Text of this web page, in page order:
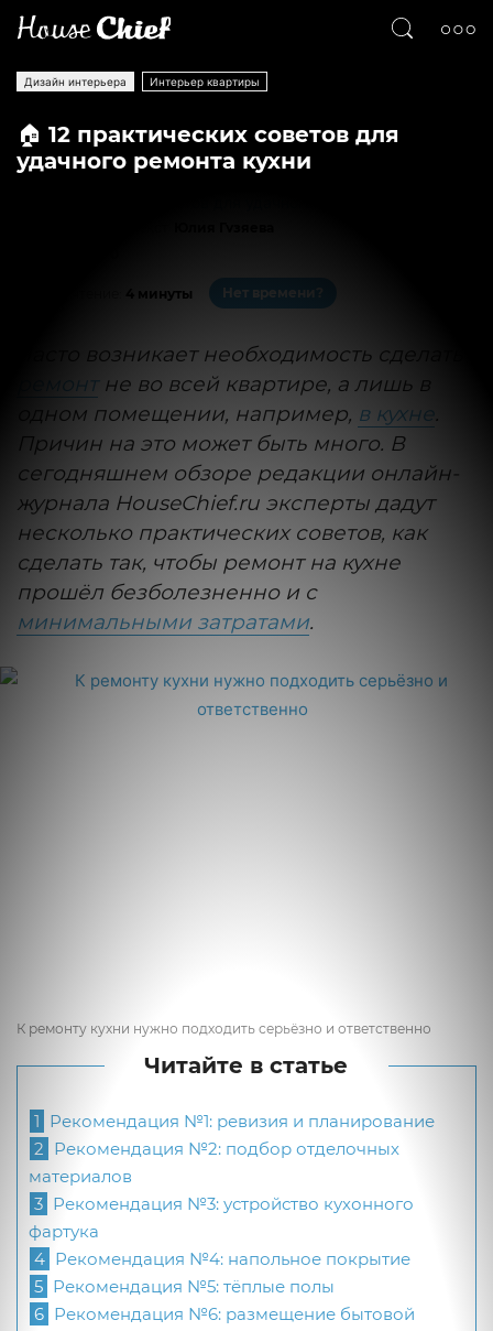
Дизайн интерьера Интерьер квартиры
🏠 12 практических советов для
удачного ремонта кухни
4 минуты Нет времени?
Часто возникает необходимость сделать
ремонтне во всей квартире, а лишь в
одном помещении, например, в кухне.
Причин на это может быть много. В
сегодняшнем обзоре редакции онлайн-
журнала HouseChief.ru эксперты дадут
несколько практических советов, как
сделать так, чтобы ремонт на кухне
прошёл безболезненно и с
минимальными затратами.
К ремонту кухни нужно подходить серьёзно и ответственно
Читайте в статье
1 Рекомендация №1: ревизия и планирование
2 Рекомендация №2: подбор отделочных
материалов
3 Рекомендация №3: устройство кухонного
фартука
4 Рекомендация №4: напольное покрытие
5 Рекомендация №5: тёплые полы
6 Рекомендация №6: размещение бытовой